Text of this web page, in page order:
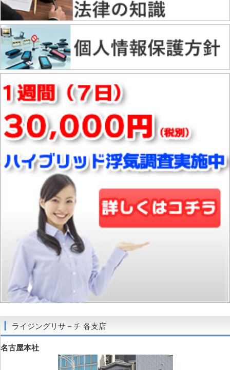
ライジングリサ－チ 各支店
名古屋本社